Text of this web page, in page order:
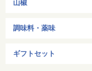
山椒
調味料・薬味
ギフトセット